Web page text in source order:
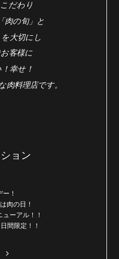
だわり
肉の旬」と
大切にし
お客様に
幸せ！
肉料理店です。
ョン
ー！
肉の日！
ューアル！！
間限定！！